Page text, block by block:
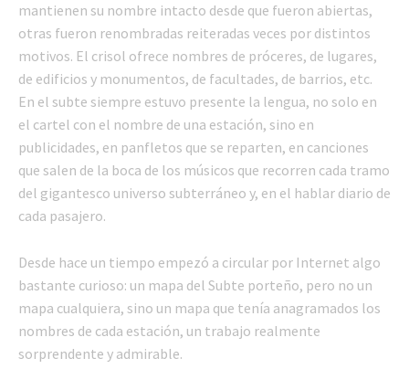
mantienen su nombre intacto desde que fueron abiertas,
otras fueron renombradas reiteradas veces por distintos
motivos. El crisol ofrece nombres de próceres, de lugares,
de edificios y monumentos, de facultades, de barrios, etc.
En el subte siempre estuvo presente la lengua, no solo en
el cartel con el nombre de una estación, sino en
publicidades, en panfletos que se reparten, en canciones
que salen de la boca de los músicos que recorren cada tramo
del gigantesco universo subterráneo y, en el hablar diario de
cada pasajero.
Desde hace un tiempo empezó a circular por Internet algo
bastante curioso: un mapa del Subte porteño, pero no un
mapa cualquiera, sino un mapa que tenía anagramados los
nombres de cada estación, un trabajo realmente
sorprendente y admirable.